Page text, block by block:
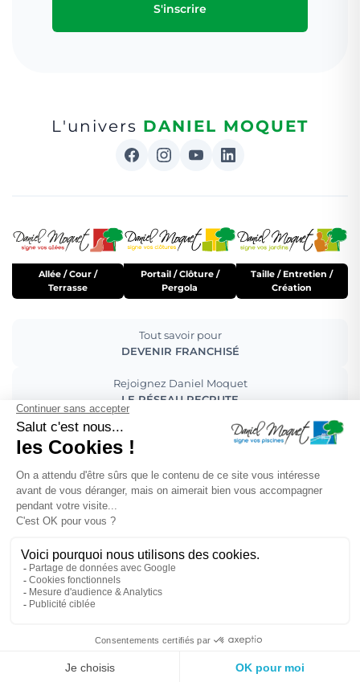
S'inscrire
L'univers DANIEL MOQUET
Allée / Cour /
Terrasse
Portail / Clôture /
Pergola
Taille / Entretien /
Création
Tout savoir pour
DEVENIR FRANCHISÉ
Rejoignez Daniel Moquet
LE RÉSEAU RECRUTE
MARQUE DANIEL MOQUET
Mentions légales Crédit agence web
Droit à l'oubli